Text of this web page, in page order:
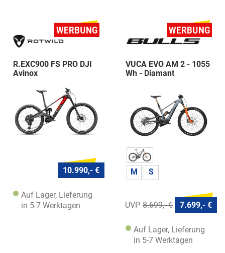
R.EXC900 FS PRO DJI
Avinox
10.990,- €
Auf Lager, Lieferung
in 5-7 Werktagen
VUCA EVO AM 2 - 1055
Wh - Diamant
M S
8.699,- € 7.699,- €
Auf Lager, Lieferung
in 5-7 Werktagen